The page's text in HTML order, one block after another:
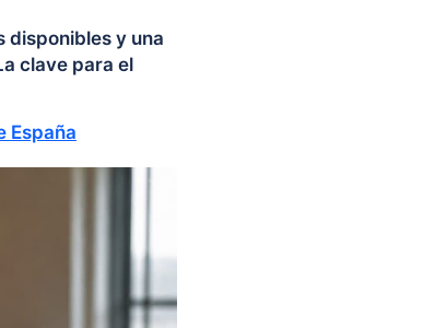
disponibles y una
clave para el
España